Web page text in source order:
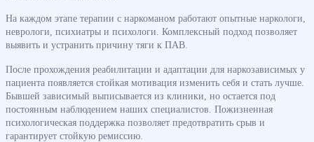
На каждом этапе терапии с наркоманом работают опытные наркологи,
неврологи, психиатры и психологи. Комплексный подход позволяет
выявить и устранить причину тяги к ПАВ.
После прохождения реабилитации и адаптации для наркозависимых у
пациента появляется стойкая мотивация изменить себя и стать лучше.
Бывшей зависимый выписывается из клиники, но остается под
постоянным наблюдением наших специалистов. Пожизненная
психологическая поддержка позволяет предотвратить срыв и
гарантирует стойкую ремиссию.